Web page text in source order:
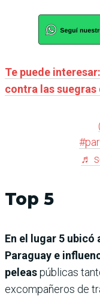
Te puede
contra las
♬
Top 5
En el lugar 5 ubicó
Paraguay e
peleaspúblicas
excompañeros de